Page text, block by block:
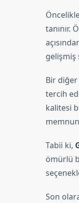
tanınır.
gelişmiş
Bir
tercih
kalitesi
Tabii ki,
ömürlü
Son